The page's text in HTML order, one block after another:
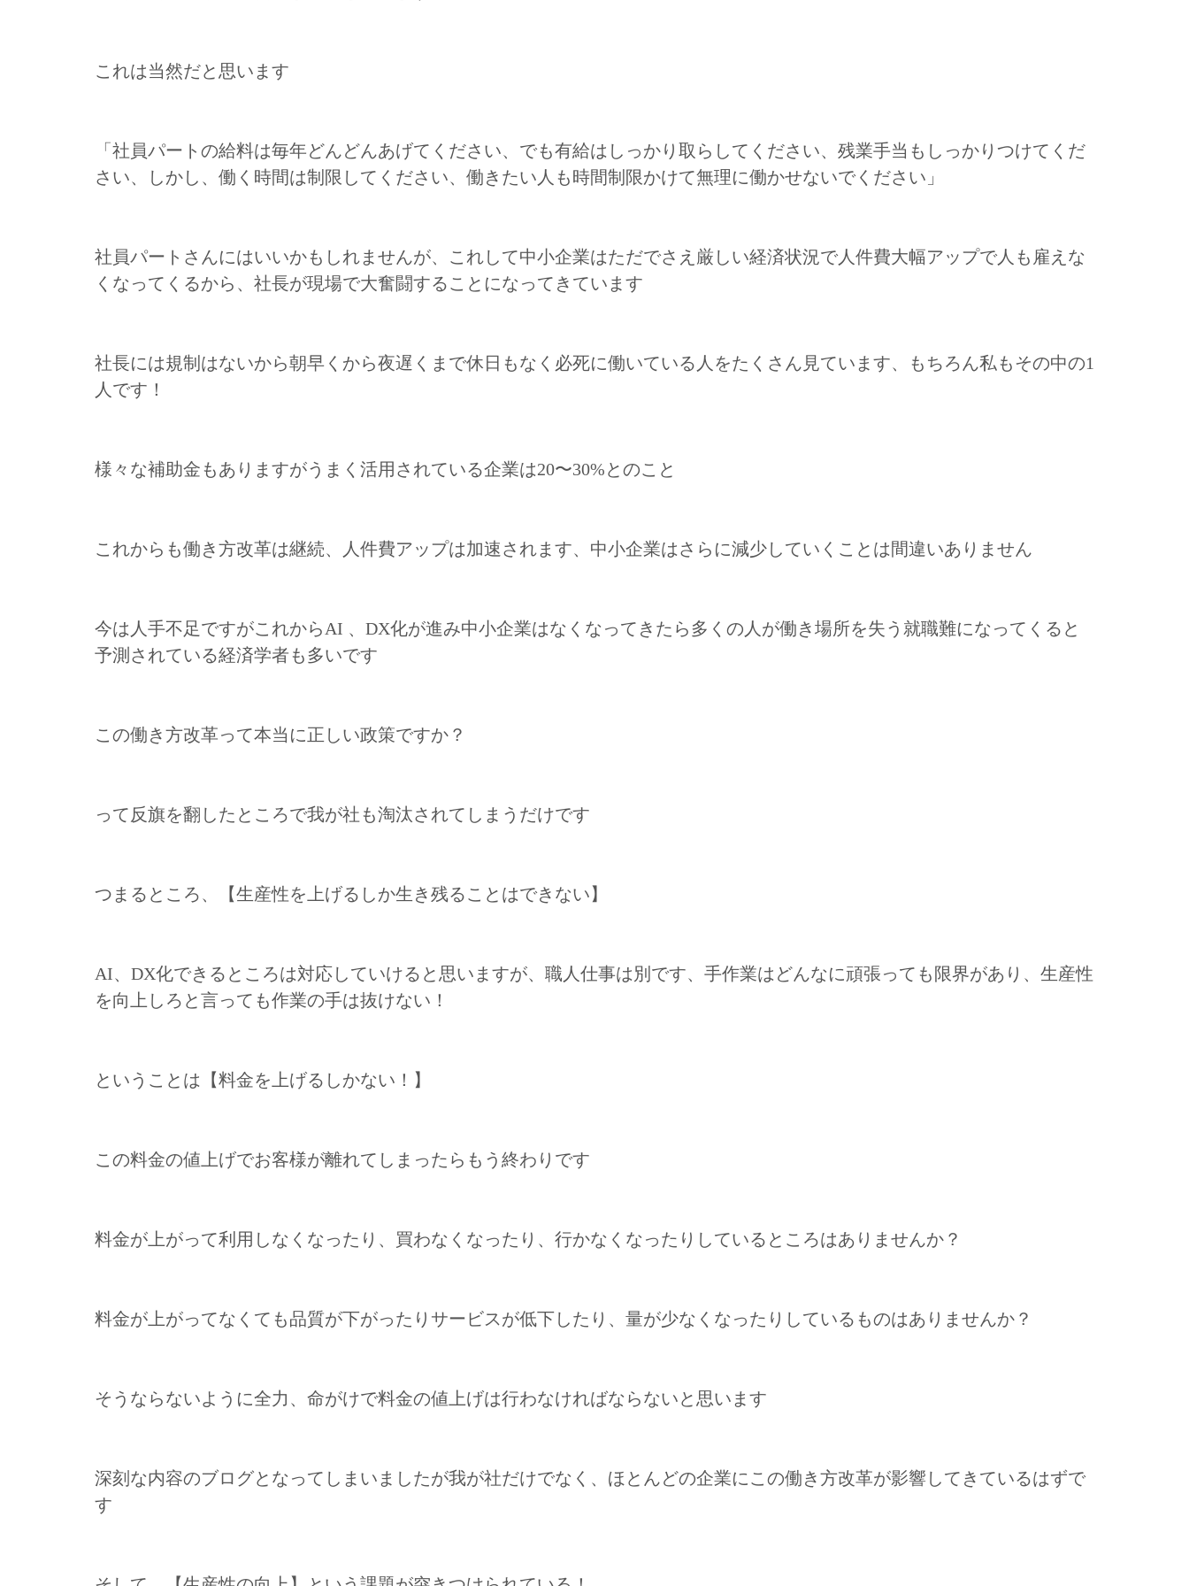
これは当然だと思います
「社員パートの給料は毎年どんどんあげてください、でも有給はしっかり取らしてください、残業手当もしっかりつけてくだ
さい、しかし、働く時間は制限してください、働きたい人も時間制限かけて無理に働かせないでください」
社員パートさんにはいいかもしれませんが、これして中小企業はただでさえ厳しい経済状況で人件費大幅アップで人も雇えな
くなってくるから、社長が現場で大奮闘することになってきています
社長には規制はないから朝早くから夜遅くまで休日もなく必死に働いている人をたくさん見ています、もちろん私もその中の1
人です！
様々な補助金もありますがうまく活用されている企業は20〜30%とのこと
これからも働き方改革は継続、人件費アップは加速されます、中小企業はさらに減少していくことは間違いありません
今は人手不足ですがこれからAI 、DX化が進み中小企業はなくなってきたら多くの人が働き場所を失う就職難になってくると
予測されている経済学者も多いです
この働き方改革って本当に正しい政策ですか？
って反旗を翻したところで我が社も淘汰されてしまうだけです
つまるところ、【生産性を上げるしか生き残ることはできない】
AI、DX化できるところは対応していけると思いますが、職人仕事は別です、手作業はどんなに頑張っても限界があり、生産性
を向上しろと言っても作業の手は抜けない！
ということは【料金を上げるしかない！】
この料金の値上げでお客様が離れてしまったらもう終わりです
料金が上がって利用しなくなったり、買わなくなったり、行かなくなったりしているところはありませんか？
料金が上がってなくても品質が下がったりサービスが低下したり、量が少なくなったりしているものはありませんか？
そうならないように全力、命がけで料金の値上げは行わなければならないと思います
深刻な内容のブログとなってしまいましたが我が社だけでなく、ほとんどの企業にこの働き方改革が影響してきているはずで
す